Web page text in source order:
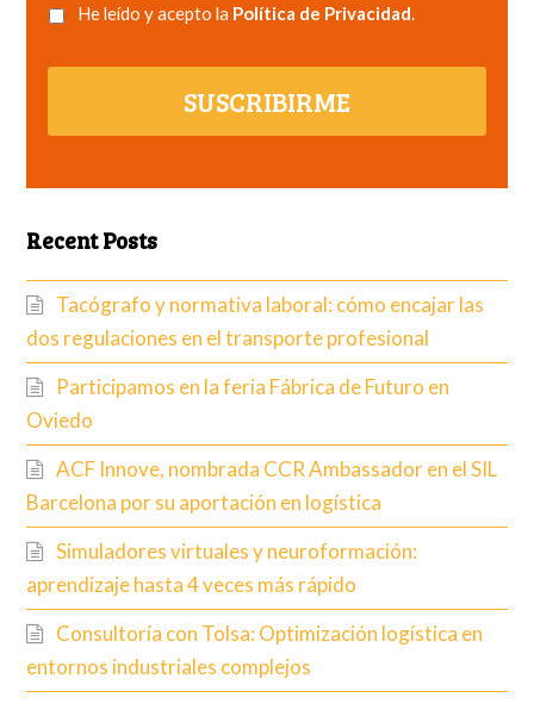
He leído y acepto la Política de Privacidad.
SUSCRIBIRME
Recent Posts
Tacógrafo y normativa laboral: cómo encajar las
dos regulaciones en el transporte profesional
Participamos en la feria Fábrica de Futuro en
Oviedo
ACF Innove, nombrada CCR Ambassador en el SIL
Barcelona por su aportación en logística
Simuladores virtuales y neuroformación:
aprendizaje hasta 4 veces más rápido
Consultoría con Tolsa: Optimización logística en
entornos industriales complejos